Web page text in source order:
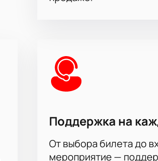
Поддержка на
От выбора билета до
мероприятие —